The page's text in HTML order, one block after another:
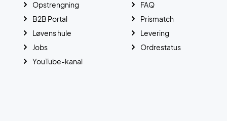
FAQ
Prismatch
Levering
Ordrestatus
Opstrengning
B2B Portal
Løvens hule
Jobs
YouTube-kanal